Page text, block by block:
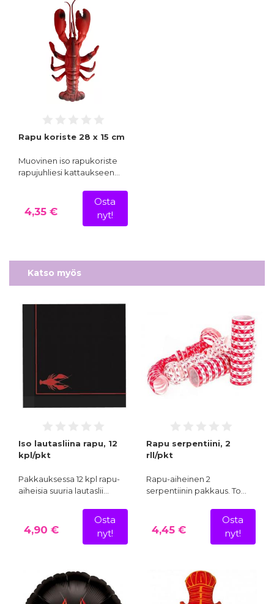
Rapu koriste 28 x 15 cm
Muovinen iso rapukoriste
rapujuhliesi kattaukseen…
4,35 €
Osta
nyt!
Katso myös
Iso lautasliina rapu, 12
kpl/pkt
Pakkauksessa 12 kpl rapu-
aiheisia suuria lautaslii…
4,90 €
Osta
nyt!
Rapu serpentiini, 2
rll/pkt
Rapu-aiheinen 2
serpentiinin pakkaus. To…
4,45 €
Osta
nyt!